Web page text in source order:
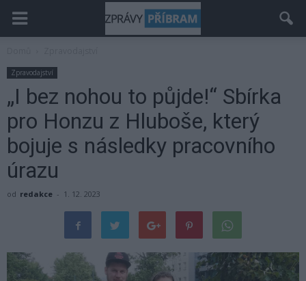
Zpravodajství
„I bez nohou to půjde!“ Sbírka
pro Honzu z Hluboše, který
bojuje s následky pracovního
úrazu
od redakce - 1. 12. 2023